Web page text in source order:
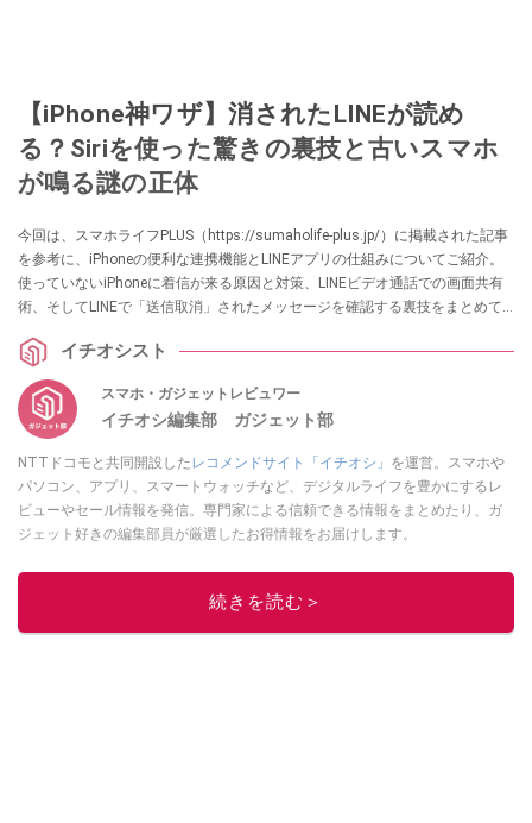
【iPhone神ワザ】消されたLINEが読め
る？Siriを使った驚きの裏技と古いスマホ
が鳴る謎の正体
今回は、スマホライフPLUS（https://sumaholife-plus.jp/）に掲載された記事
を参考に、iPhoneの便利な連携機能とLINEアプリの仕組みについてご紹介。
使っていないiPhoneに着信が来る原因と対策、LINEビデオ通話での画面共有
術、そしてLINEで「送信取消」されたメッセージを確認する裏技をまとめて
イチオシスト
スマホ・ガジェットレビュワー
イチオシ編集部 ガジェット部
NTTドコモと共同開設した レコメンドサイト「イチオシ」 を運営。スマホや
パソコン、アプリ、スマートウォッチなど、デジタルライフを豊かにするレ
ビューやセール情報を発信。専門家による信頼できる情報をまとめたり、ガ
ジェット好きの編集部員が厳選したお得情報をお届けします。
このイチオシストの他の記事を読む
続きを読む＞